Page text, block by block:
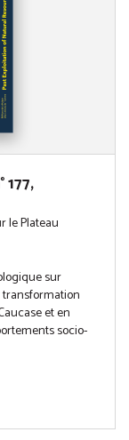
le Plateau
sur
transformation
et en
socio-